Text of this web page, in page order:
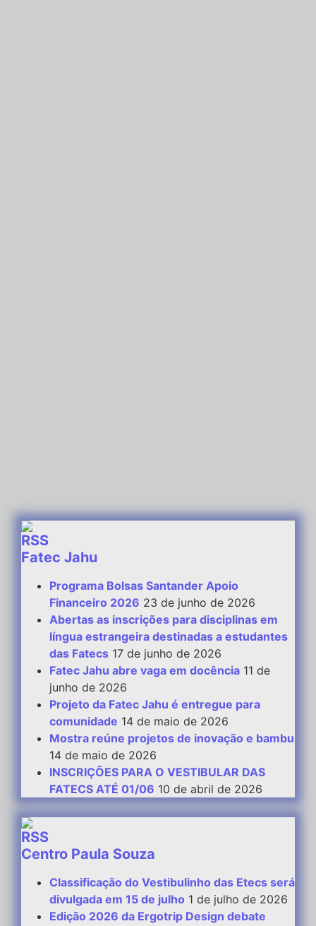
Fatec Jahu
Programa Bolsas Santander Apoio
Financeiro 2026 23 de junho de 2026
Abertas as inscrições para disciplinas em
língua estrangeira destinadas a estudantes
das Fatecs 17 de junho de 2026
Fatec Jahu abre vaga em docência 11 de
junho de 2026
Projeto da Fatec Jahu é entregue para
comunidade 14 de maio de 2026
Mostra reúne projetos de inovação e bambu
14 de maio de 2026
INSCRIÇÕES PARA O VESTIBULAR DAS
FATECS ATÉ 01/06 10 de abril de 2026
Centro Paula Souza
Classificação do Vestibulinho das Etecs será
divulgada em 15 de julho 1 de julho de 2026
Edição 2026 da Ergotrip Design debate